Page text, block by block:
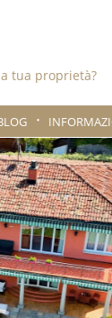
tua proprietà?